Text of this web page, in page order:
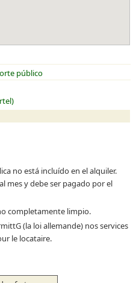
público
no está incluído en el alquiler.
mes y debe ser pagado por el
completamente limpio.
(la loi allemande) nos services
le locataire.